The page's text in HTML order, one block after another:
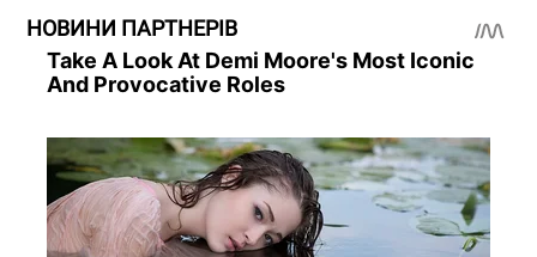
НОВИНИ ПАРТНЕРІВ
Take A Look At Demi Moore's Most Iconic
And Provocative Roles